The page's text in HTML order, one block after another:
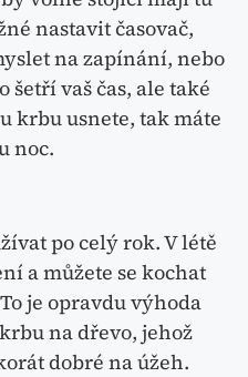
nastavit časovač,
na zapínání, nebo
vaš čas, ale také
krbu usnete, tak máte
noc.
po celý rok. V létě
a můžete se kochat
je opravdu výhoda
na dřevo, jehož
dobré na úžeh.